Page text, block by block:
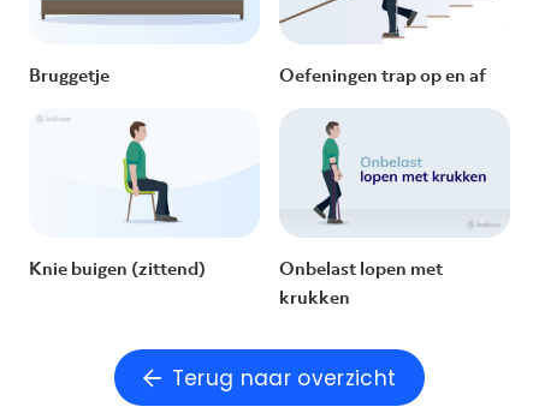
Bruggetje Oefeningen trap op en af
Knie buigen (zittend)
Onbelast lopen met
krukken
Terug naar overzicht